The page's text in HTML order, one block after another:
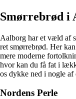
Smørrebrød i
Aalborg har et væld af
ret smørrebrød. Her
mere moderne
hvor kan du få fat i
os dykke ned i nogle af
Nordens Perle